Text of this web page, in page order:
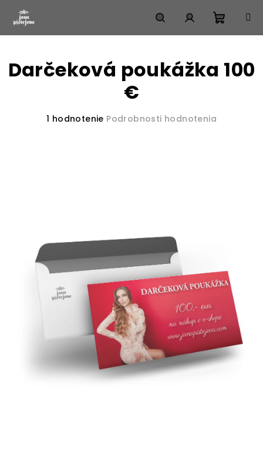
obsah
HľadaťPrihlásenie
košík
Darčeková poukážka 100
€
Priemerné
1 hodnotenie Podrobnosti hodnotenia